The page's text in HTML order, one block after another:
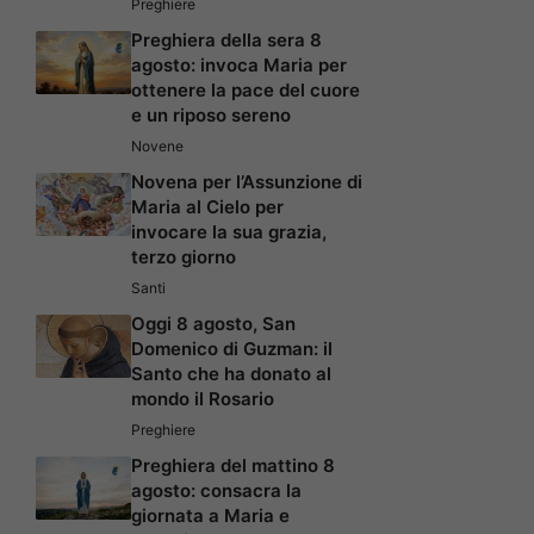
Preghiere
Preghiera della sera 8
agosto: invoca Maria per
ottenere la pace del cuore
e un riposo sereno
Novene
Novena per l’Assunzione di
Maria al Cielo per
invocare la sua grazia,
terzo giorno
Santi
Oggi 8 agosto, San
Domenico di Guzman: il
Santo che ha donato al
mondo il Rosario
Preghiere
Preghiera del mattino 8
agosto: consacra la
giornata a Maria e